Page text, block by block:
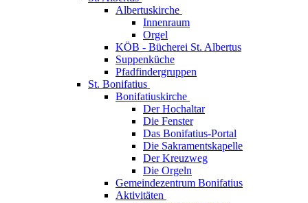
Albertuskirche
Innenraum
Orgel
KÖB - Bücherei St. Albertus
Suppenküche
Pfadfindergruppen
St. Bonifatius
Bonifatiuskirche
Der Hochaltar
Die Fenster
Das Bonifatius-Portal
Die Sakramentskapelle
Der Kreuzweg
Die Orgeln
Gemeindezentrum Bonifatius
Aktivitäten